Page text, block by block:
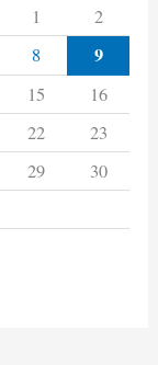
1
2
8 9
15
16
22
23
29
30